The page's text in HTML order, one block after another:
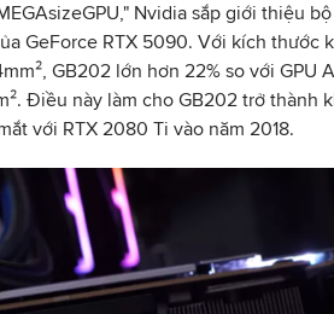
Nvidia sắp giới thiệu
GeForce RTX 5090. Với kích thước
GB202 lớn hơn 22% so với GPU
Điều này làm cho GB202 trở thành
với RTX 2080 Ti vào năm 2018.